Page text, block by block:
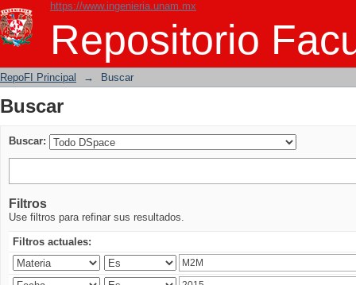
https://www.ingenieria.unam.mx
Repositorio
Buscar
RepoFI Principal → Buscar
Buscar
Buscar:
Filtros
Use filtros para refinar sus resultados.
Filtros actuales: